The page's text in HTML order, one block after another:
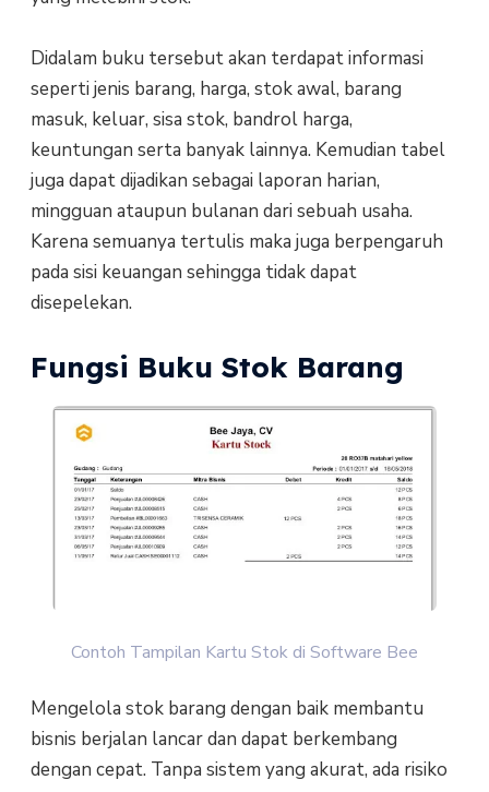
Didalam buku tersebut akan terdapat informasi
seperti jenis barang, harga, stok awal, barang
masuk, keluar, sisa stok, bandrol harga,
keuntungan serta banyak lainnya. Kemudian tabel
juga dapat dijadikan sebagai laporan harian,
mingguan ataupun bulanan dari sebuah usaha.
Karena semuanya tertulis maka juga berpengaruh
pada sisi keuangan sehingga tidak dapat
disepelekan.
Fungsi Buku Stok Barang
Contoh Tampilan Kartu Stok di Software Bee
Mengelola stok barang dengan baik membantu
bisnis berjalan lancar dan dapat berkembang
dengan cepat. Tanpa sistem yang akurat, ada risiko